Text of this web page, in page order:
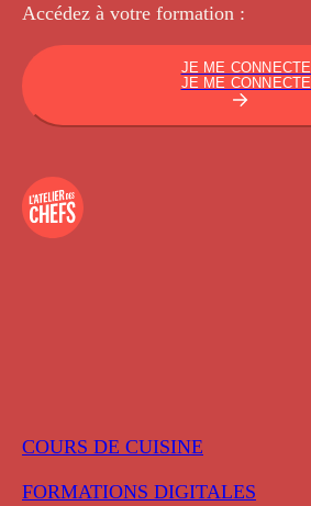
COURS DE CUISINE
FORMATIONS DIGITALES
Accédez à votre formation :
JE ME CONNECTE
JE ME CONNECTE